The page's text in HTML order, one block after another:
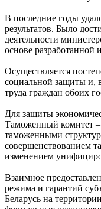
В последние годы
результатов. Было
деятельности
основе
Осуществляется
социальной защиты и,
труда граждан обоих
Для защиты
Таможенный комитет –
таможенными
совершенствованием
изменением
Взаимное
режима и гарантий
Беларусь на